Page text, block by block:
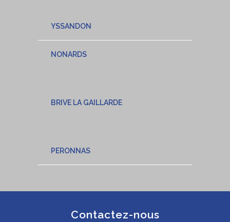
YSSANDON
NONARDS
BRIVE LA GAILLARDE
PERONNAS
Contactez-nous